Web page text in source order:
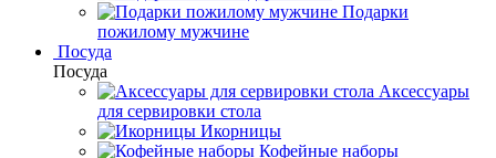
Подарки
пожилому мужчине
Посуда
Посуда
Аксессуары
для сервировки стола
Икорницы
Кофейные наборы